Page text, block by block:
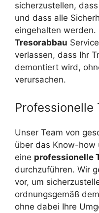
sicherzustellen,
und dass alle
eingehalten werden.
Tresorabbau
verlassen, dass Ihr
demontiert wird,
verursachen.
Professionelle
Unser Team von
über das Know-how
eine professionelle
durchzuführen. Wir
vor, um
ordnungsgemäß
ohne dabei Ihre